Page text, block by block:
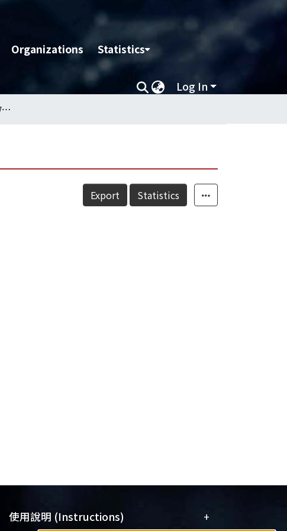
Organizations Statistics
Log In
黼黻與風騷－試論楊牧的《長短歌行》
Export Statistics
使用說明 (Instructions) +